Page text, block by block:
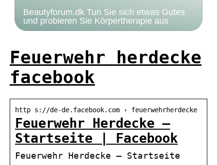
Beautyforum.dk Tun Sie sich etwas Gutes
und probieren Sie Körpertherapie aus
Feuerwehr herdecke
facebook
http s://de-de.facebook.com › feuerwehrherdecke
Feuerwehr Herdecke –
Startseite | Facebook
Feuerwehr Herdecke – Startseite